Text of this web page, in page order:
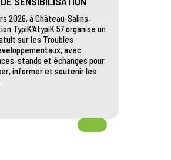
2026, à Château‑Salins,
TypiK’AtypiK 57 organise un
sur les Troubles
avec
stands et échanges pour
informer et soutenir les